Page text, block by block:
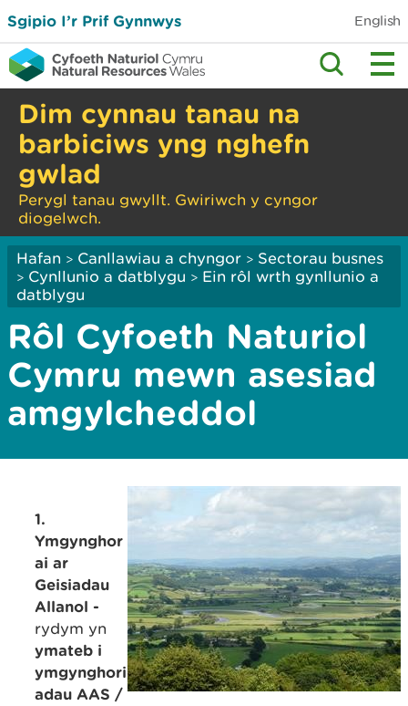
Sgipio I’r Prif Gynnwys English
Dim cynnau tanau na
barbiciws yng nghefn
gwlad
Perygl tanau gwyllt. Gwiriwch y cyngor
diogelwch.
Hafan > Canllawiau a chyngor > Sectorau busnes
> Cynllunio a datblygu > Ein rôl wrth gynllunio a
datblygu
Rôl Cyfoeth Naturiol
Cymru mewn asesiad
amgylcheddol
1.
Ymgynghor
ai ar
Geisiadau
Allanol -
rydym yn
ymateb i
ymgynghori
adau AAS /